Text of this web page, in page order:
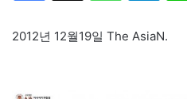
2012년 12월19일 The AsiaN.